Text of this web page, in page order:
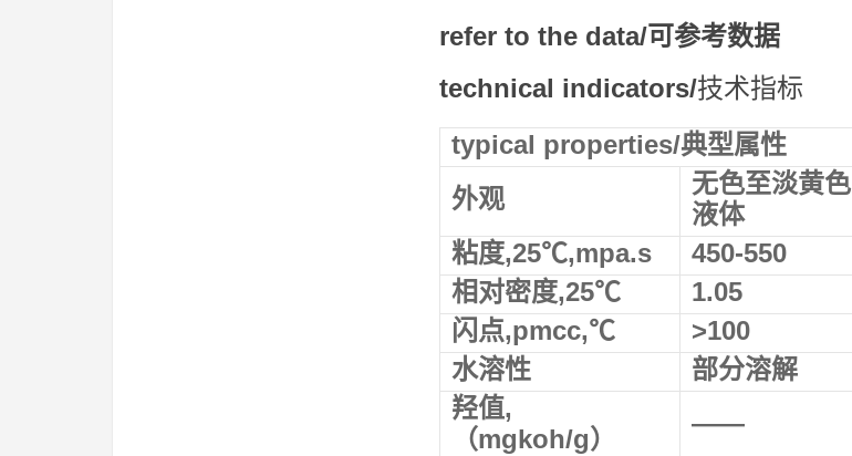
refer to the data/可参考数据
technical indicators/技术指标
typical properties/典型属性
外观
无色至淡黄色
液体
粘度,25℃,mpa.s
450-550
相对密度,25℃
1.05
闪点,pmcc,℃
>100
水溶性
部分溶解
羟值,
（mgkoh/g）
——